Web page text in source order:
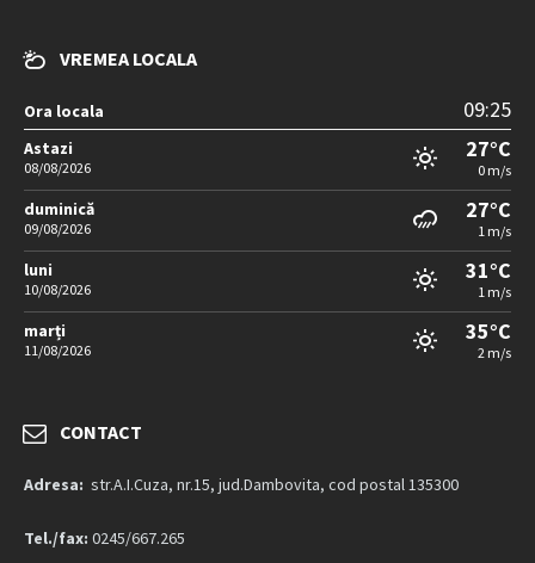
VREMEA LOCALA
Ora locala 09:25
Astazi
08/08/2026
27°C
0 m/s
duminică
09/08/2026
27°C
1 m/s
luni
10/08/2026
31°C
1 m/s
marți
11/08/2026
35°C
2 m/s
CONTACT
Adresa: str.A.I.Cuza, nr.15, jud.Dambovita, cod postal 135300
Tel./fax: 0245/667.265